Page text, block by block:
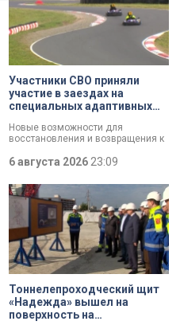
Участники СВО приняли
участие в заездах на
специальных адаптивных
Новые возможности для
восстановления и возвращения к
фонда «СВОй дом» в Петербурге
встретились с участниками
специальной военной операции,
которые сейчас проходят курс
реабилитации. Главным событием
дня стали заезды на специальных
адаптивных карт-машинах, где
ветераны смогли лично
протестировать технику и
почувствовать скорость.
6 августа 2026 23:09
Тоннелепроходческий щит
«Надежда» вышел на
поверхность на